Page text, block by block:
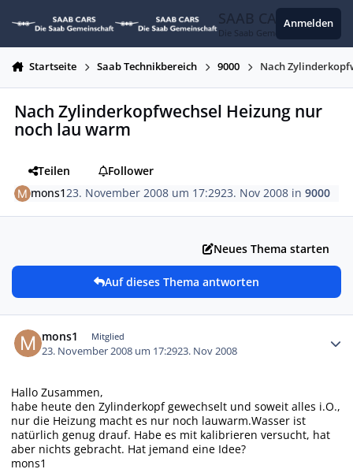
SAAB CARS
Die Saab Gemeinschaft
Anmelden
Startseite Saab Technikbereich 9000 Nach
Nach Zylinderkopfwechsel Heizung nur
noch lau warm
Teilen
Follower
mons123. November 2008 um 17:2923. Nov 2008 in9000
Neues Thema starten
Auf dieses Thema antworten
mons1 Mitglied
23. November 2008 um 17:2923. Nov 2008
Hallo Zusammen,
habe heute den Zylinderkopf gewechselt und soweit alles i.O.,
nur die Heizung macht es nur noch lauwarm.Wasser ist
natürlich genug drauf. Habe es mit kalibrieren versucht, hat
aber nichts gebracht. Hat jemand eine Idee?
mons1